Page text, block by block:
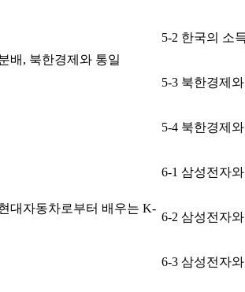
배, 북한경제와 통일
5-2 한국의 소
5-3 북한경제
5-4 북한경제
대자동차로부터 배우는 K-
6-1 삼성전자
6-2 삼성전자
6-3 삼성전자